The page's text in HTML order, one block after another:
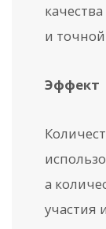
и
Эффект
а
участия